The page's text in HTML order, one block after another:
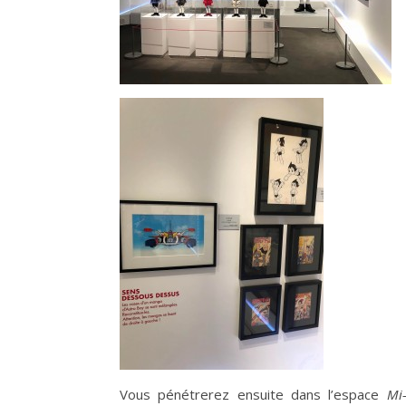
Vous pénétrerez ensuite dans l’espace